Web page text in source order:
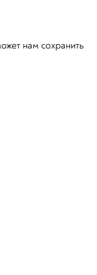
нам сохранить